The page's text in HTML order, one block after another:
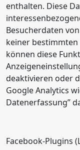
enthalten. Diese
Besucherdaten
keiner
können diese
deaktivieren oder
Google Analytics
Datenerfassung”
Facebook-Plugins